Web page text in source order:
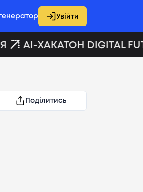
Увійти
AI-ХАКАТОН DIGITAL
Поділитись